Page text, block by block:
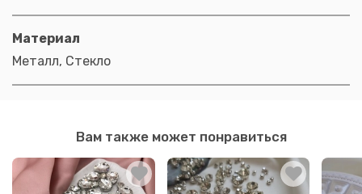
Материал
Металл, Стекло
Вам также может понравиться